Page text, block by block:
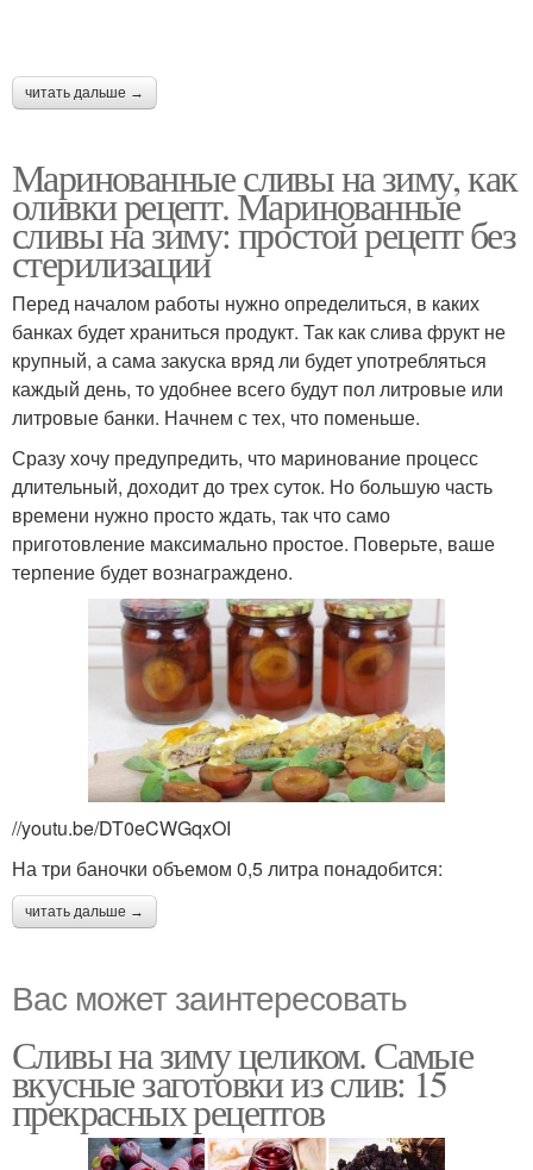
читать дальше →
Маринованные сливы на зиму, как
оливки рецепт. Маринованные
сливы на зиму: простой рецепт без
стерилизации
Перед началом работы нужно определиться, в каких
банках будет храниться продукт. Так как слива фрукт не
крупный, а сама закуска вряд ли будет употребляться
каждый день, то удобнее всего будут пол литровые или
литровые банки. Начнем с тех, что поменьше.
Сразу хочу предупредить, что маринование процесс
длительный, доходит до трех суток. Но большую часть
времени нужно просто ждать, так что само
приготовление максимально простое. Поверьте, ваше
терпение будет вознаграждено.
//youtu.be/DT0eCWGqxOI
На три баночки объемом 0,5 литра понадобится:
читать дальше →
Вас может заинтересовать
Сливы на зиму целиком. Самые
вкусные заготовки из слив: 15
прекрасных рецептов